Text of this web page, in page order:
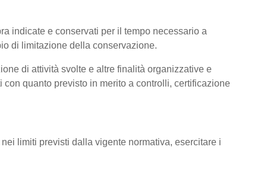
indicate e conservati per il tempo necessario a
di limitazione della conservazione.
di attività svolte e altre finalità organizzative e
quanto previsto in merito a controlli, certificazione
limiti previsti dalla vigente normativa, esercitare i